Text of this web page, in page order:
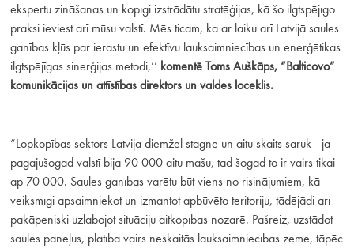
ekspertu zināšanas un kopīgi izstrādātu stratēģijas, kā šo ilgtspējīgo
praksi ieviest arī mūsu valstī. Mēs ticam, ka ar laiku arī Latvijā saules
ganības kļūs par ierastu un efektīvu lauksaimniecības un enerģētikas
ilgtspējīgas sinerģijas metodi,’’ komentē Toms Auškāps, “Balticovo”
komunikācijas un attīstības direktors un valdes loceklis.
“Lopkopības sektors Latvijā diemžēl stagnē un aitu skaits sarūk - ja
pagājušogad valstī bija 90 000 aitu māšu, tad šogad to ir vairs tikai
ap 70 000. Saules ganības varētu būt viens no risinājumiem, kā
veiksmīgi apsaimniekot un izmantot apbūvēto teritoriju, tādējādi arī
pakāpeniski uzlabojot situāciju aitkopības nozarē. Pašreiz, uzstādot
saules paneļus, platība vairs neskaitās lauksaimniecības zeme, tāpēc